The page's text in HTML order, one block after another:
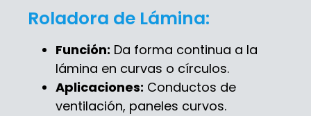
Roladora de Lámina:
Función: Da forma continua a la
lámina en curvas o círculos.
Aplicaciones: Conductos de
ventilación, paneles curvos.